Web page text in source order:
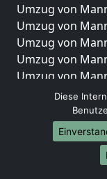
Umzug von
Umzug von
Umzug von
Umzug von
Umzug von
Umzug von
Umzug von
Umzug von
Umzug von
Umzug von
Diese